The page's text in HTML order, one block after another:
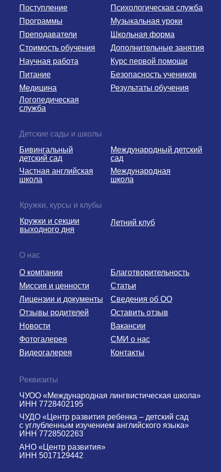
Результаты обучения
Безопасность учеников
Курс первой помощи
Научная работа
Дополнительные занятия
Школьная форма
Музыкальная уроки
Психологическая служба
Логопедическая
служба
Медицина
Питание
Поступление
Стоимость обучения
Преподаватели
Программы
ЧУДО «Центр развития ребенка – детский сад
с углубленным изучением английского языка»
ИНН 7728502263
АНО «Центр развития»
ИНН 5017129442
ЧУОО «Международная лингвистическая школа»
ИНН 7728402195
Реквизиты
Сведения об ОО
Вакансии
Оставить отзыв
Новости
Благотворительность
Видеогалерея
Фотогалерея
О компании
Отзывы родителей
Миссия и ценности
Статьи
Лицензии и документы
СМИ о нас
Контакты
О нас
Международная
школа
Частная английская
школа
Международный детский
сад
Бивингальный
детский сад
Детские сады и школы
Кружки и секции
выходного дня
Летний клуб
Кружки, курсы и клубы